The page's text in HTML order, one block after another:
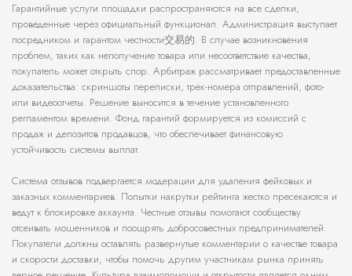
Гарантийные услуги площадки распространяются на все сделки,
проведенные через официальный функционал. Администрация выступает
посредником и гарантом честности交易的. В случае возникновения
проблем, таких как неполучение товара или несоответствие качества,
покупатель может открыть спор. Арбитраж рассматривает предоставленные
доказательства: скриншоты переписки, трек-номера отправлений, фото-
или видеоотчеты. Решение выносится в течение установленного
регламентом времени. Фонд гарантий формируется из комиссий с
продаж и депозитов продавцов, что обеспечивает финансовую
устойчивость системы выплат.
Система отзывов подвергается модерации для удаления фейковых и
заказных комментариев. Попытки накрутки рейтинга жестко пресекаются и
ведут к блокировке аккаунта. Честные отзывы помогают сообществу
отсеивать мошенников и поощрять добросовестных предпринимателей.
Покупатели должны оставлять развернутые комментарии о качестве товара
и скорости доставки, чтобы помочь другим участникам рынка принять